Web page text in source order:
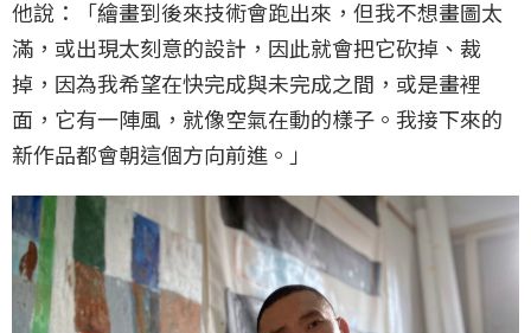
他說：「繪畫到後來技術會跑出來，但我不想畫圖太
滿，或出現太刻意的設計，因此就會把它砍掉、裁
掉，因為我希望在快完成與未完成之間，或是畫裡
面，它有一陣風，就像空氣在動的樣子。我接下來的
新作品都會朝這個方向前進。」